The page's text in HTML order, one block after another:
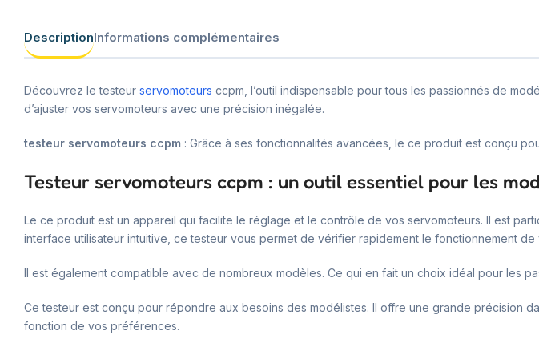
DescriptionInformations complémentaires
Découvrez le testeur servomoteurs ccpm, l’outil indispensable pour tous les passionnés de
d’ajuster vos servomoteurs avec une précision inégalée.
testeur servomoteurs ccpm : Grâce à ses fonctionnalités avancées, le ce produit est conçu
Testeur servomoteurs ccpm : un outil essentiel pour les
Le ce produit est un appareil qui facilite le réglage et le contrôle de vos servomoteurs. Il est
interface utilisateur intuitive, ce testeur vous permet de vérifier rapidement le fonctionnement de
Il est également compatible avec de nombreux modèles. Ce qui en fait un choix idéal pour les
Ce testeur est conçu pour répondre aux besoins des modélistes. Il offre une grande précision
fonction de vos préférences.